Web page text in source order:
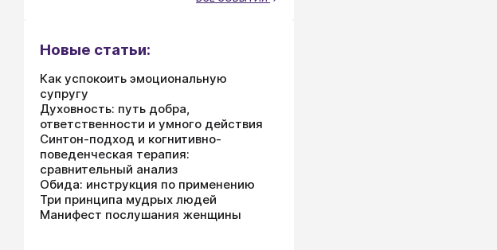
Новые статьи:
Как успокоить эмоциональную
супругу
Духовность: путь добра,
ответственности и умного действия
Синтон-подход и когнитивно-
поведенческая терапия:
сравнительный анализ
Обида: инструкция по применению
Три принципа мудрых людей
Манифест послушания женщины